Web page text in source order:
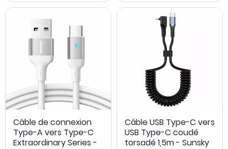
Câble de connexion
Type-A vers Type-C
Extraordinary Series -
Câble USB Type-C vers
USB Type-C coudé
torsadé 1,5m - Sunsky